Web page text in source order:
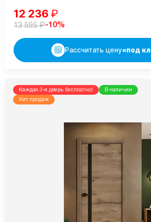
12 236 ₽
13 595₽-10%
Рассчитать цену«под
Каждая 3-я дверь бесплатно!
В наличии
Хит продаж